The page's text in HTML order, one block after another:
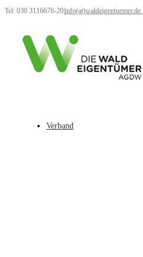
Tel: 030 3116676-20info(at)waldeigentuemer.de
Verband